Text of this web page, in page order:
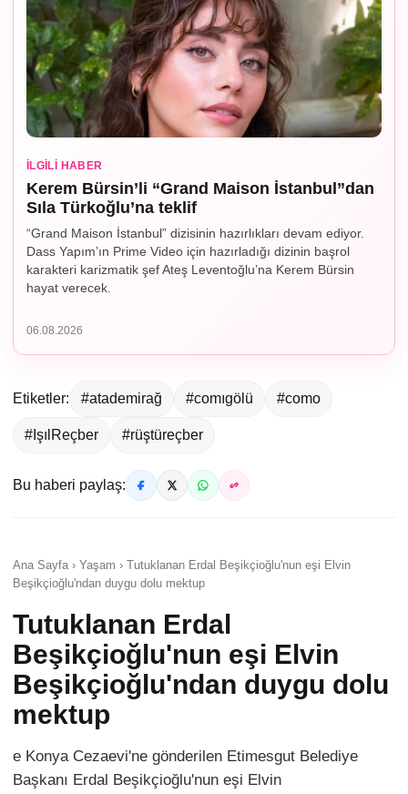
İLGILI HABER
Kerem Bürsin’li “Grand Maison İstanbul”dan
Sıla Türkoğlu’na teklif
“Grand Maison İstanbul” dizisinin hazırlıkları devam ediyor.
Dass Yapım’ın Prime Video için hazırladığı dizinin başrol
karakteri karizmatik şef Ateş Leventoğlu’na Kerem Bürsin
hayat verecek.
06.08.2026
Etiketler: #atademirağ #comıgölü #como
#IşılReçber #rüştüreçber
Bu haberi paylaş:
Ana Sayfa › Yaşam › Tutuklanan Erdal Beşikçioğlu'nun eşi Elvin
Beşikçioğlu'ndan duygu dolu mektup
Tutuklanan Erdal
Beşikçioğlu'nun eşi Elvin
Beşikçioğlu'ndan duygu dolu
mektup
e Konya Cezaevi'ne gönderilen Etimesgut Belediye
Başkanı Erdal Beşikçioğlu'nun eşi Elvin